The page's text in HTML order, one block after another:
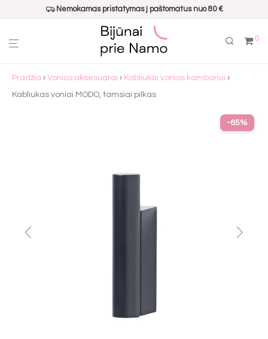
Nemokamas pristatymas į paštomatus nuo 80 €
0
Pradžia › Vonios aksesuarai › Kabliukai vonios kambariui ›
Kabliukas voniai MODO, tamsiai pilkas
-65%